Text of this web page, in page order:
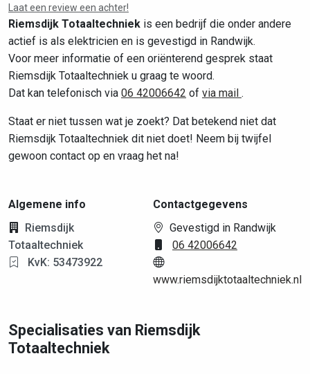
Leaflet|©OpenStreetMapcontributors
Laat een review een achter!
Riemsdijk Totaaltechniek is een bedrijf die onder andere
actief is als elektricien en is gevestigd in Randwijk.
Voor meer informatie of een oriënterend gesprek staat
Riemsdijk Totaaltechniek u graag te woord.
Dat kan telefonisch via 06 42006642 of via mail .
Staat er niet tussen wat je zoekt? Dat betekend niet dat
Riemsdijk Totaaltechniek dit niet doet! Neem bij twijfel
gewoon contact op en vraag het na!
Algemene info
Riemsdijk
Totaaltechniek
KvK: 53473922
Contactgegevens
Gevestigd in Randwijk
06 42006642
www.riemsdijktotaaltechniek.nl
Specialisaties van Riemsdijk
Totaaltechniek